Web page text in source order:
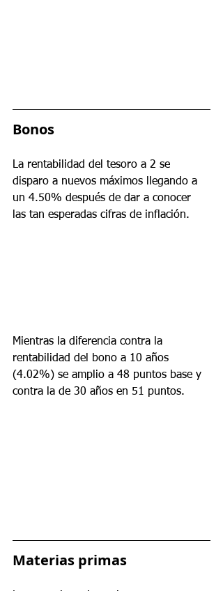
Bonos
La rentabilidad del tesoro a 2 se
disparo a nuevos máximos llegando a
un 4.50% después de dar a conocer
las tan esperadas cifras de inflación.
Mientras la diferencia contra la
rentabilidad del bono a 10 años
(4.02%) se amplio a 48 puntos base y
contra la de 30 años en 51 puntos.
Materias primas